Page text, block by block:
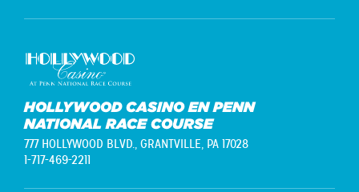
HOLLYWOOD CASINO EN PENN
NATIONAL RACE COURSE
777 HOLLYWOOD BLVD., GRANTVILLE, PA 17028
1-717-469-2211